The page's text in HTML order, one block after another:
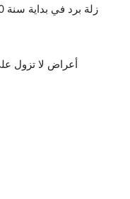
7- أعراض لا تزول